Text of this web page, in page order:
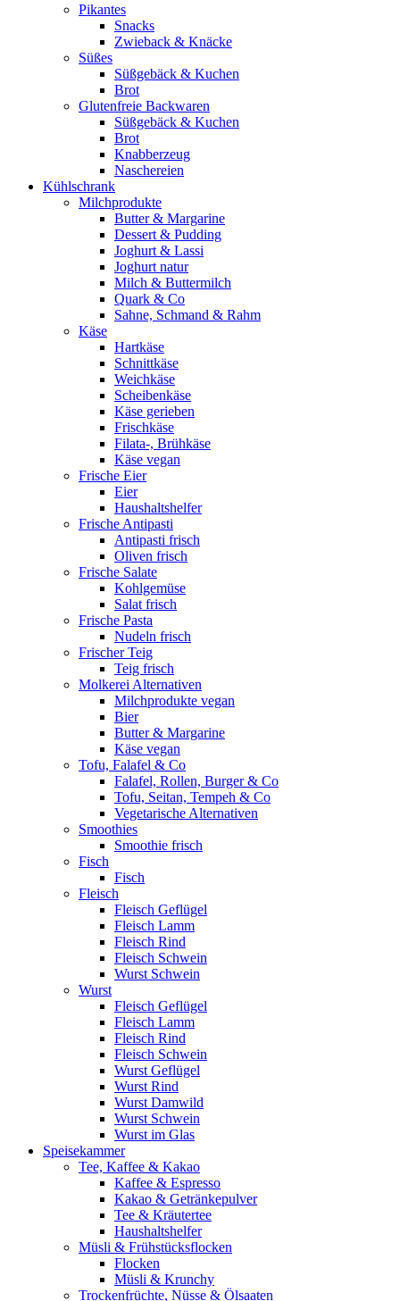
Pikantes
Snacks
Zwieback & Knäcke
Süßes
Süßgebäck & Kuchen
Brot
Glutenfreie Backwaren
Süßgebäck & Kuchen
Brot
Knabberzeug
Naschereien
Kühlschrank
Milchprodukte
Butter & Margarine
Dessert & Pudding
Joghurt & Lassi
Joghurt natur
Milch & Buttermilch
Quark & Co
Sahne, Schmand & Rahm
Käse
Hartkäse
Schnittkäse
Weichkäse
Scheibenkäse
Käse gerieben
Frischkäse
Filata-, Brühkäse
Käse vegan
Frische Eier
Eier
Haushaltshelfer
Frische Antipasti
Antipasti frisch
Oliven frisch
Frische Salate
Kohlgemüse
Salat frisch
Frische Pasta
Nudeln frisch
Frischer Teig
Teig frisch
Molkerei Alternativen
Milchprodukte vegan
Bier
Butter & Margarine
Käse vegan
Tofu, Falafel & Co
Falafel, Rollen, Burger & Co
Tofu, Seitan, Tempeh & Co
Vegetarische Alternativen
Smoothies
Smoothie frisch
Fisch
Fisch
Fleisch
Fleisch Geflügel
Fleisch Lamm
Fleisch Rind
Fleisch Schwein
Wurst Schwein
Wurst
Fleisch Geflügel
Fleisch Lamm
Fleisch Rind
Fleisch Schwein
Wurst Geflügel
Wurst Rind
Wurst Damwild
Wurst Schwein
Wurst im Glas
Speisekammer
Tee, Kaffee & Kakao
Kaffee & Espresso
Kakao & Getränkepulver
Tee & Kräutertee
Haushaltshelfer
Müsli & Frühstücksflocken
Flocken
Müsli & Krunchy
Trockenfrüchte, Nüsse & Ölsaaten